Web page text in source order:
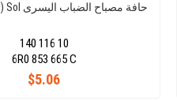
Polo 11- (Sisli) Sol حافة مصباح الضباب اليسرى
140 116 10
$5.06
6R0 853 665 C